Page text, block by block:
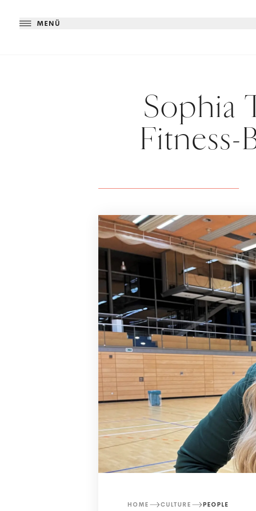
MENÜ
Sophia
Fitness-
HOME CULTURE PEOPLE